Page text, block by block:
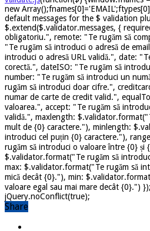
new
default messages for the $ validation
$.extend($.validator.messages, {
obligatoriu.", remote: "Te rugăm să
"Te rugăm să introduci o adresă de
introduci o adresă URL validă.", date:
corectă.", dateISO: "Te rugăm să
number: "Te rugăm să introduci un
rugăm să introduci doar cifre.",
numar de carte de credit valid.",
valoarea.", accept: "Te rugăm să
validă.", maxlength:
mult de {0} caractere."), minlength:
introduci cel puțin {0} caractere."),
rugăm să introduci o valoare între {0} și
$.validator.format("Te rugăm să
max: $.validator.format("Te rugăm să
mică decât {0}."), min:
valoare egal sau mai mare decât {0}.")
jQuery.noConflict(true);
Share